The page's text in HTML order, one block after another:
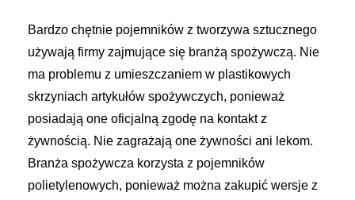
Bardzo chętnie pojemników z tworzywa sztucznego
używają firmy zajmujące się branżą spożywczą. Nie
ma problemu z umieszczaniem w plastikowych
skrzyniach artykułów spożywczych, ponieważ
posiadają one oficjalną zgodę na kontakt z
żywnością. Nie zagrażają one żywności ani lekom.
Branża spożywcza korzysta z pojemników
polietylenowych, ponieważ można zakupić wersje z